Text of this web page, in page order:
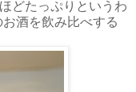
どたっぷりというわ
酒を飲み比べする